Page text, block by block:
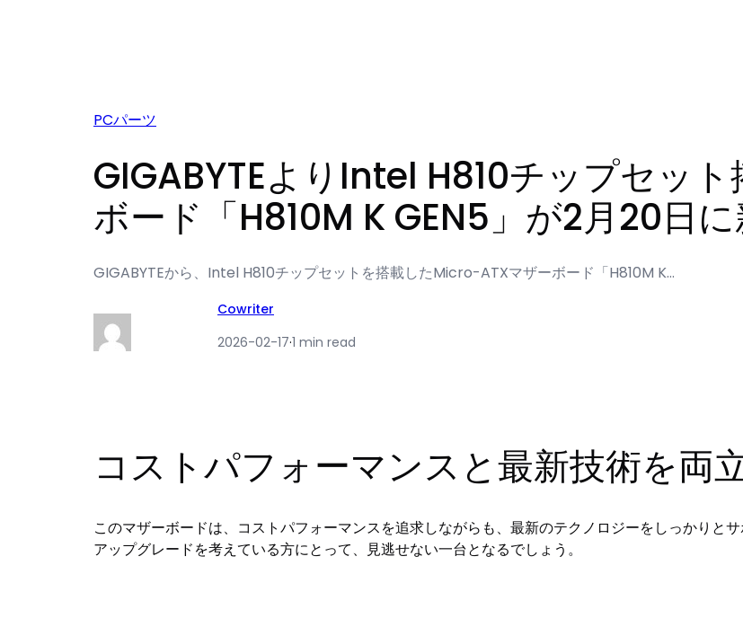
PCパーツ
GIGABYTEよりIntel H810チップセッ
ボード「H810M K GEN5」が2月20日
GIGABYTEから、Intel H810チップセットを搭載したMicro-ATXマザーボード「H810M K…
Cowriter
2026-02-17·1 min read
コストパフォーマンスと最新技術を両
このマザーボードは、コストパフォーマンスを追求しながらも、最新のテクノロジーをしっかりと
アップグレードを考えている方にとって、見逃せない一台となるでしょう。